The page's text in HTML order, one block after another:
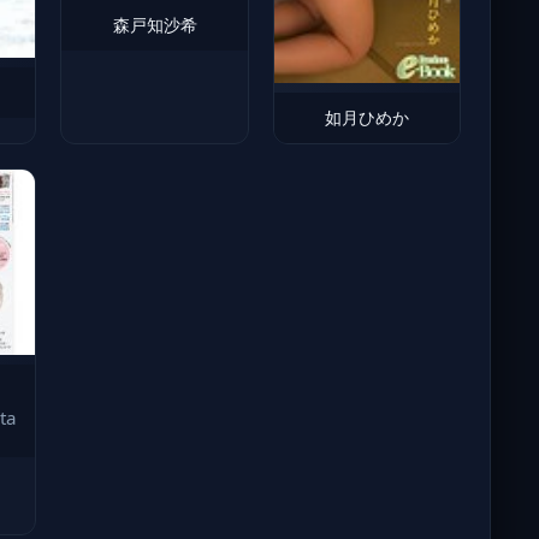
森戸知沙希
如月ひめか